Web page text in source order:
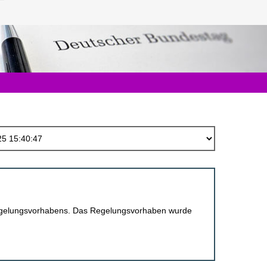
Das Regelungsvorhaben wurde